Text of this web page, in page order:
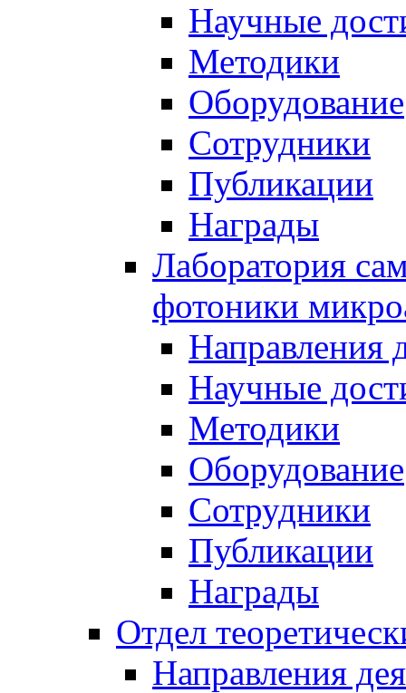
Научные
Методики
Оборудование
Сотрудники
Публикации
Награды
Лаборатория
фотоники
Направления
Научные
Методики
Оборудование
Сотрудники
Публикации
Награды
Отдел
Направления